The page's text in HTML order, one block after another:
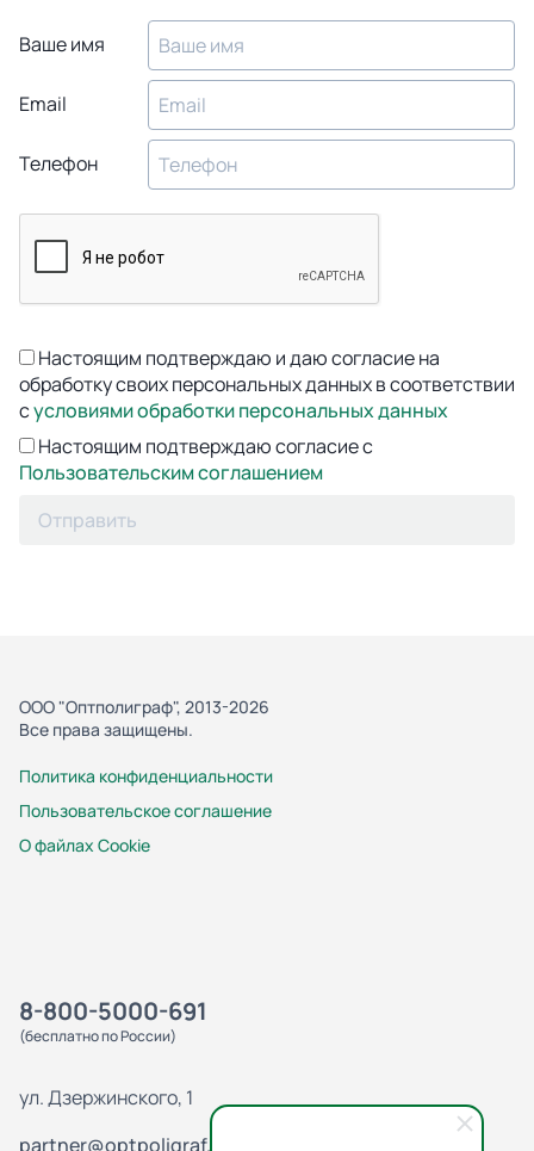
Ваше имя
Email
Телефон
Настоящим подтверждаю и даю согласие на
обработку своих персональных данных в соответствии
сусловиями обработки персональных данных
Настоящим подтверждаю согласие с
Пользовательским соглашением
Отправить
ООО "Оптполиграф", 2013-2026
Все права защищены.
Политика конфиденциальности
Пользовательское соглашение
О файлах Cookie
8-800-5000-691
(бесплатно по России)
ул. Дзержинского, 1
partner@optpoligraf.ru